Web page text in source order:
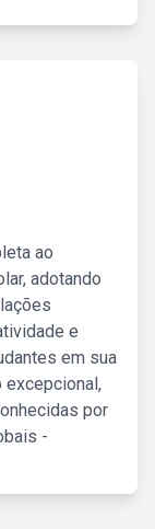
ao
adotando
e
em sua
excepcional,
por
-